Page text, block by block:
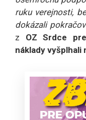
ruku verejnosti,
dokázali
z OZ Srdce
náklady vyšplhali